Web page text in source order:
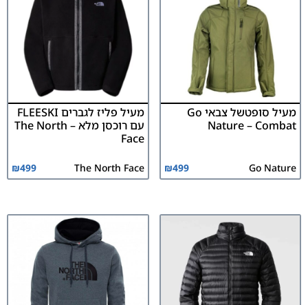
מעיל סופטשל צבאי Go
Nature – Combat
Go Nature
₪499
מעיל פליז לגברים FLEESKI
עם רוכסן מלא – The North
Face
The North Face
₪499